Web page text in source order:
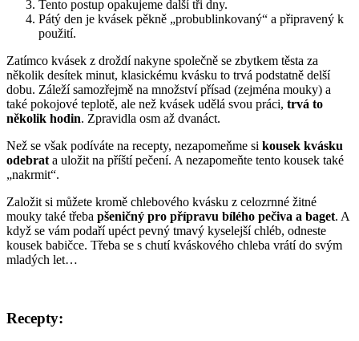
Tento postup opakujeme další tři dny.
Pátý den je kvásek pěkně „probublinkovaný“ a připravený k
použití.
Zatímco kvásek z droždí nakyne společně se zbytkem těsta za
několik desítek minut, klasickému kvásku to trvá podstatně delší
dobu. Záleží samozřejmě na množství přísad (zejména mouky) a
také pokojové teplotě, ale než kvásek udělá svou práci, trvá to
několik hodin. Zpravidla osm až dvanáct.
Než se však podíváte na recepty, nezapomeňme si kousek kvásku
odebrat a uložit na příští pečení. A nezapomeňte tento kousek také
„nakrmit“.
Založit si můžete kromě chlebového kvásku z celozrnné žitné
mouky také třeba pšeničný pro přípravu bílého pečiva a baget. A
když se vám podaří upéct pevný tmavý kyselejší chléb, odneste
kousek babičce. Třeba se s chutí kváskového chleba vrátí do svým
mladých let…
Recepty: